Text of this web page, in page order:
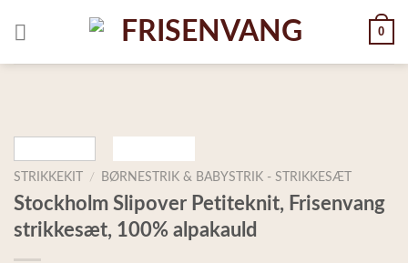
0
STRIKKEKIT / BØRNESTRIK & BABYSTRIK - STRIKKESÆT
Stockholm Slipover Petiteknit, Frisenvang
strikkesæt, 100% alpakauld